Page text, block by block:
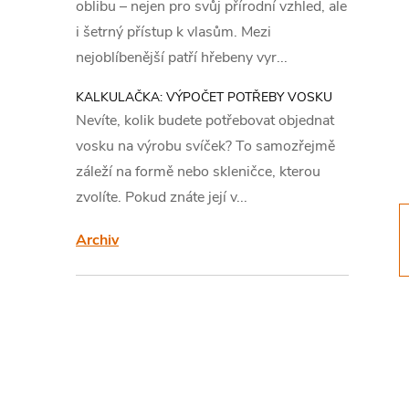
t
r
a
n
n
í
oblibu – nejen pro svůj přírodní vzhled, ale
i šetrný přístup k vlasům. Mezi
nejoblíbenější patří hřebeny vyr...
KALKULAČKA: VÝPOČET POTŘEBY VOSKU
Nevíte, kolik budete potřebovat objednat
vosku na výrobu svíček? To samozřejmě
záleží na formě nebo skleničce, kterou
zvolíte. Pokud znáte její v...
Archiv